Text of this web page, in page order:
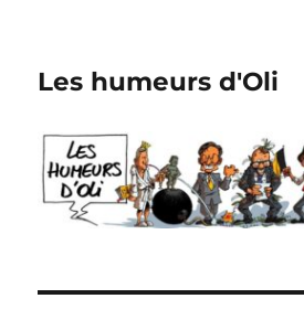
Les humeurs d'Oli